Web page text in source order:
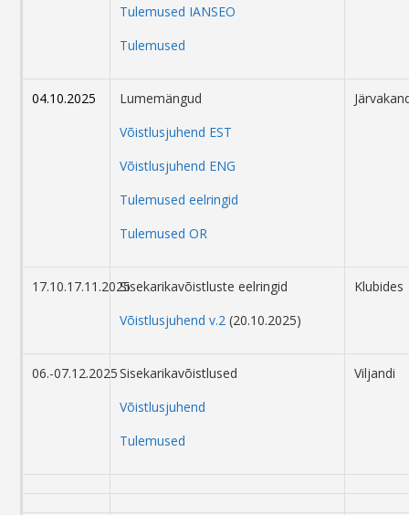
Tulemused IANSEO
Tulemused
04.10.2025
Lumemängud
Võistlusjuhend EST
Võistlusjuhend ENG
Tulemused eelringid
Tulemused OR
17.10.17.11.2025Sisekarikavõistluste eelringid
Võistlusjuhend v.2 (20.10.2025)
Klubides
06.-07.12.2025Sisekarikavõistlused
Võistlusjuhend
Tulemused
Viljandi